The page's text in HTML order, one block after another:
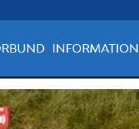
INFORMATION